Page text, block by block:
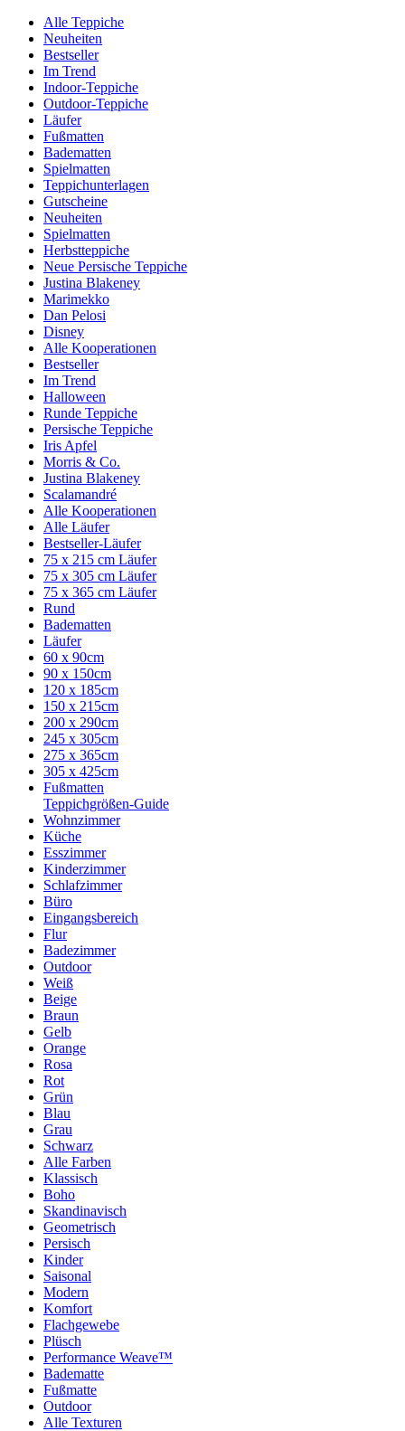
Alle Teppiche
Neuheiten
Bestseller
Im Trend
Indoor-Teppiche
Outdoor-Teppiche
Läufer
Fußmatten
Badematten
Spielmatten
Teppichunterlagen
Gutscheine
Neuheiten
Spielmatten
Herbstteppiche
Neue Persische Teppiche
Justina Blakeney
Marimekko
Dan Pelosi
Disney
Alle Kooperationen
Bestseller
Im Trend
Halloween
Runde Teppiche
Persische Teppiche
Iris Apfel
Morris & Co.
Justina Blakeney
Scalamandré
Alle Kooperationen
Alle Läufer
Bestseller-Läufer
75 x 215 cm Läufer
75 x 305 cm Läufer
75 x 365 cm Läufer
Rund
Badematten
Läufer
60 x 90cm
90 x 150cm
120 x 185cm
150 x 215cm
200 x 290cm
245 x 305cm
275 x 365cm
305 x 425cm
Fußmatten
Teppichgrößen-Guide
Wohnzimmer
Küche
Esszimmer
Kinderzimmer
Schlafzimmer
Büro
Eingangsbereich
Flur
Badezimmer
Outdoor
Weiß
Beige
Braun
Gelb
Orange
Rosa
Rot
Grün
Blau
Grau
Schwarz
Alle Farben
Klassisch
Boho
Skandinavisch
Geometrisch
Persisch
Kinder
Saisonal
Modern
Komfort
Flachgewebe
Plüsch
Performance Weave™
Badematte
Fußmatte
Outdoor
Alle Texturen